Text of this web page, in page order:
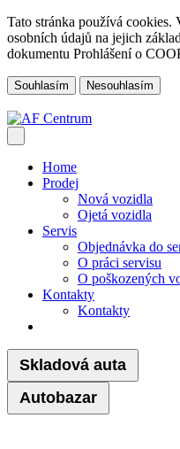
Tato stránka používá
osobních údajů na jejich
dokumentu Prohlášení o
Souhlasím Nesouhlasím
Home
Prodej
Nová vozidla
Ojetá vozidla
Servis
Objednávka do
O práci servisu
O poškozených
Kontakty
Kontakty
Skladová auta
Autobazar